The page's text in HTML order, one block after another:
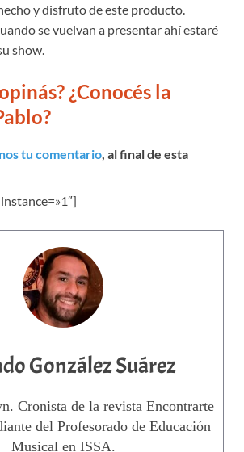
y disfruto de este producto.
se vuelvan a presentar ahí estaré
show.
¿Conocés la
tu comentario, al final de esta
González Suárez
Cronista de la revista Encontrarte
del Profesorado de Educación
Musical en ISSA.